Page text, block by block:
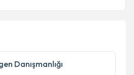
işlenmesine ilişkin
ve kişisel verilerimin belirtilen
Danışmanlığı